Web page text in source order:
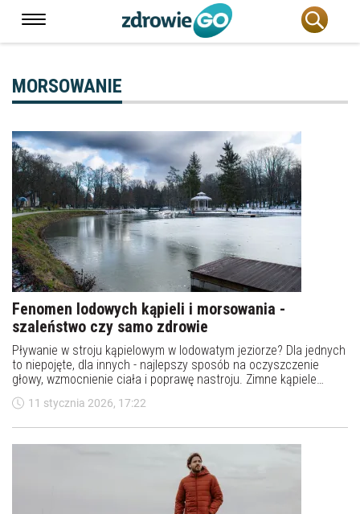
MORSOWANIE
Fenomen lodowych kąpieli i morsowania -
szaleństwo czy samo zdrowie
Pływanie w stroju kąpielowym w lodowatym jeziorze? Dla jednych
to niepojęte, dla innych - najlepszy sposób na oczyszczenie
głowy, wzmocnienie ciała i poprawę nastroju. Zimne kąpiele
budzą skrajne emocje: od zachwytu po niedowierzanie. Ich
zwolennicy twierdzą, że zmieniły ich życie, sceptycy ostrzegają
11 stycznia 2026, 17:22